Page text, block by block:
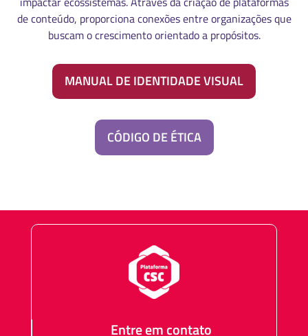
de conteúdo, proporciona conexões entre organizações que
buscam o crescimento orientado a propósitos.
MANUAL DE IDENTIDADE VISUAL
CÓDIGO DE ÉTICA
Entre em contato